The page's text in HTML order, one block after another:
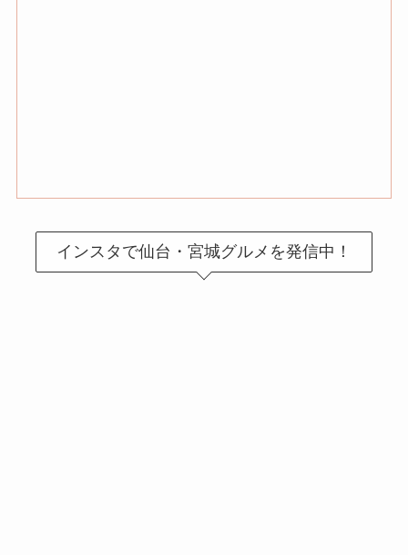
インスタで仙台・宮城グルメを発信中！